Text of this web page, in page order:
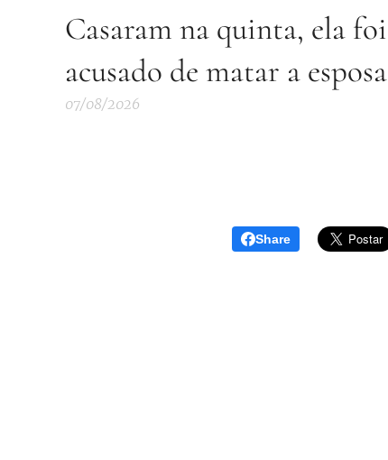
Casaram na quinta, ela
acusado de matar a
07/08/2026
Share